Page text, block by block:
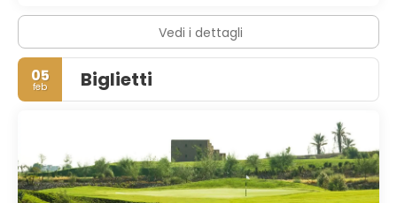
Vedi i dettagli
05
feb Biglietti